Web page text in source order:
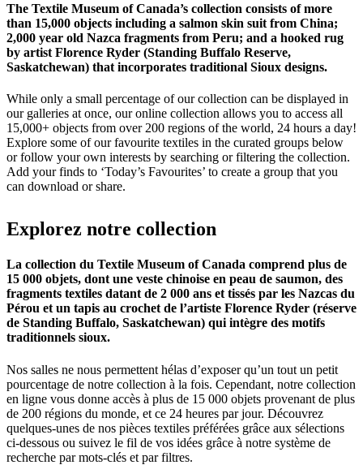
The Textile Museum of Canada’s collection consists of more
than 15,000 objects including a salmon skin suit from China;
2,000 year old Nazca fragments from Peru; and a hooked rug
by artist Florence Ryder (Standing Buffalo Reserve,
Saskatchewan) that incorporates traditional Sioux designs.
While only a small percentage of our collection can be displayed in
our galleries at once, our online collection allows you to access all
15,000+ objects from over 200 regions of the world, 24 hours a day!
Explore some of our favourite textiles in the curated groups below
or follow your own interests by searching or filtering the collection.
Add your finds to ‘Today’s Favourites’ to create a group that you
can download or share.
Explorez notre collection
La collection du Textile Museum of Canada comprend plus de
15 000 objets, dont une veste chinoise en peau de saumon, des
fragments textiles datant de 2 000 ans et tissés par les Nazcas du
Pérou et un tapis au crochet de l’artiste Florence Ryder (réserve
de Standing Buffalo, Saskatchewan) qui intègre des motifs
traditionnels sioux.
Nos salles ne nous permettent hélas d’exposer qu’un tout un petit
pourcentage de notre collection à la fois. Cependant, notre collection
en ligne vous donne accès à plus de 15 000 objets provenant de plus
de 200 régions du monde, et ce 24 heures par jour. Découvrez
quelques-unes de nos pièces textiles préférées grâce aux sélections
ci-dessous ou suivez le fil de vos idées grâce à notre système de
recherche par mots-clés et par filtres.